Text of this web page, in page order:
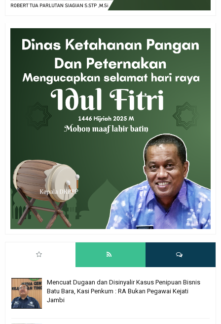
Mencuat Dugaan dan Disinyalir Kasus Penipuan Bisnis
Batu Bara, Kasi Penkum : RA Bukan Pegawai Kejati
Jambi